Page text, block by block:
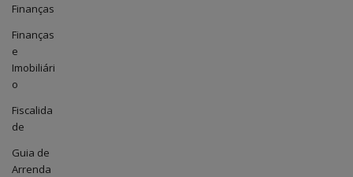
Finanças
Finanças
e
Imobiliári
o
Fiscalida
de
Guia de
Arrenda